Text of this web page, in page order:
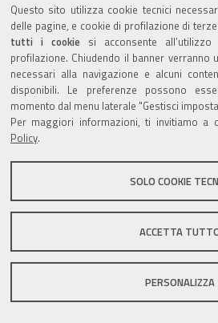
Questo sito utilizza cookie tecnici
delle pagine, e cookie di profilazione di
tutti i cookiesi acconsente
profilazione. Chiudendo il banner verranno
necessari alla navigazione e alcuni
disponibili. Le preferenze possono
momento dal menu laterale "Gestisci
Per maggiori informazioni, ti invitiamo a
Policy.
SOLO COOKIE
ACCETTA
PERSONALIZZA
Valuta
Sito istituzionale Comune di
Privacy policy|DPO|